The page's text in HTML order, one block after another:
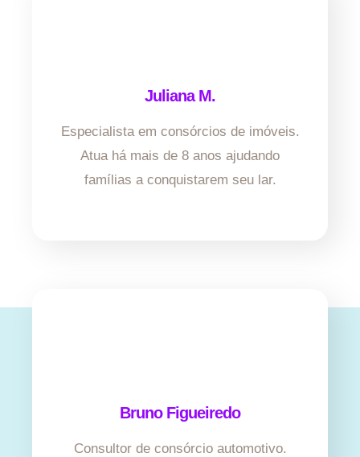
Juliana M.
Especialista em consórcios de imóveis.
Atua há mais de 8 anos ajudando
famílias a conquistarem seu lar.
Bruno Figueiredo
Consultor de consórcio automotivo.